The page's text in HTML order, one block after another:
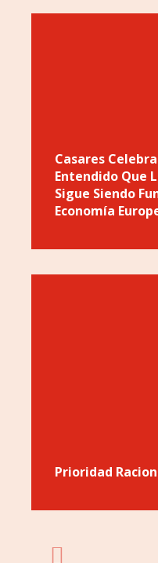
Casares
Entendido Que
Sigue Siendo
Economía
Prioridad